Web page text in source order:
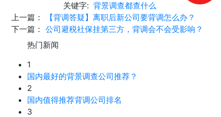
关键字: 背景调查都查什么
上一篇：
【背调答疑】离职后新公司要背调怎么办？
下一篇： 公司避税社保挂第三方，背调会不会受影响？
热门新闻
1
国内最好的背景调查公司推荐？
2
国内值得推荐背调公司排名
3